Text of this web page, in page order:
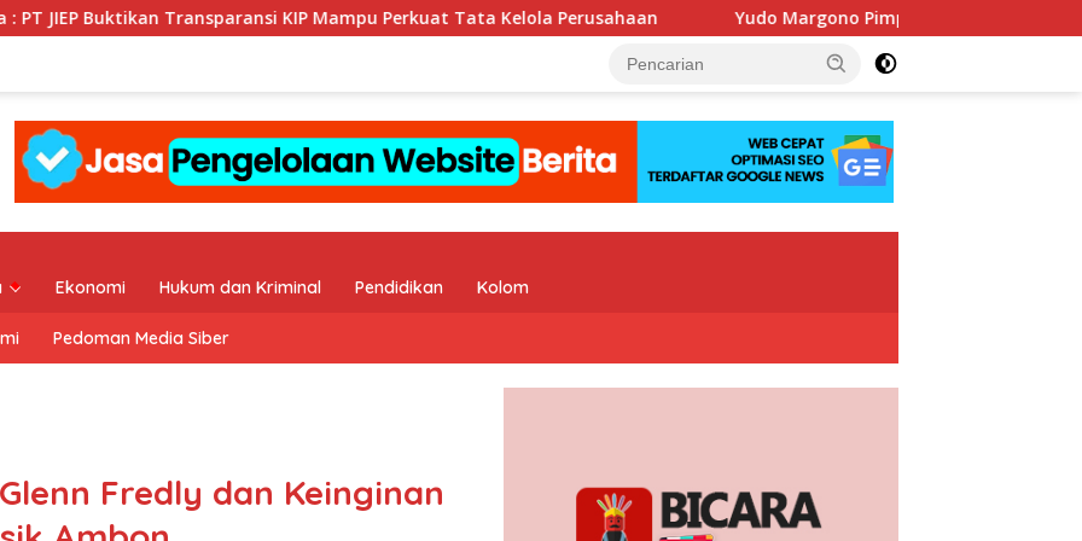
KIP Mampu Perkuat Tata Kelola Perusahaan Yudo Margono Pimpin Ziarah HUT Ke-40 PPAL di Kalibata
Ekonomi Hukum dan Kriminal Pendidikan Kolom
Pedoman Media Siber
Fredly dan Keinginan